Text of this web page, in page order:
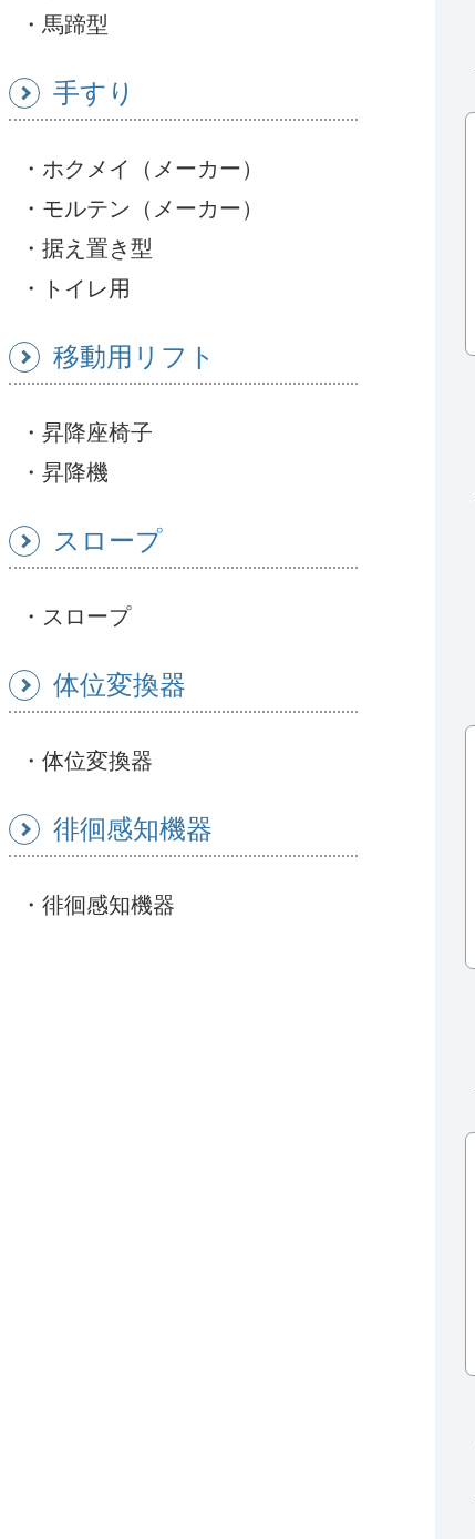
馬蹄型
手すり
ホクメイ（メーカー）
モルテン（メーカー）
据え置き型
トイレ用
移動用リフト
昇降座椅子
昇降機
スロープ
スロープ
体位変換器
体位変換器
徘徊感知機器
徘徊感知機器